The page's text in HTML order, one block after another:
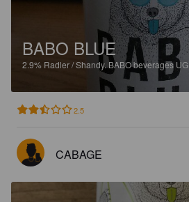
BABO BLUE
2.9% Radler / Shandy. BABO beverages UG.
2.5
CABAGE